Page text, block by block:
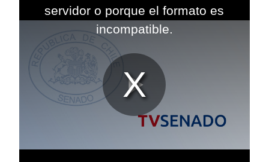
servidor o porque el formato es
incompatible.